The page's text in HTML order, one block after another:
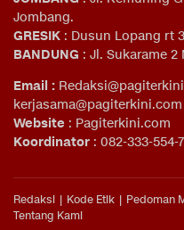
Jombang.
GRESIK : Dusun Lopang rt
BANDUNG : Jl. Sukarame 2
Email :
kerjasama@pagiterkini.com
Website : Pagiterkini.com
Koordinator : 082-333-554-
Redaksi Kode Etik Pedoman
Tentang Kami